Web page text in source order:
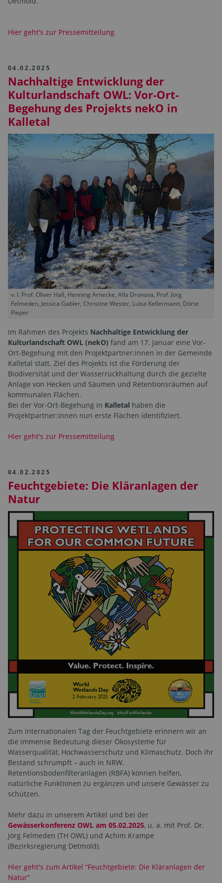
Hier geht's zur Pressemitteilung
04.02.2025
Nachhaltige Entwicklung der
Kulturlandschaft OWL: Vor-Ort-
Begehung des Projekts nekO in
Kalletal
v. l. Prof. Oliver Hall, Henning Arnecke, Alla Dronova, Prof. Jörg
Felmeden, Jessica Gabler, Christine Wester, Luisa Kellermann, Dörte
Pieper
Im Rahmen des Projekts Nachhaltige Entwicklung der
Kulturlandschaft OWL (nekO) fand am 17. Januar eine Vor-
Ort-Begehung mit den Projektpartner:innen in der Gemeinde
Kalletal statt. Ziel des Projekts ist die Förderung der
Biodiversität und der Wasserrückhaltung durch die gezielte
Anlage von Hecken und Säumen und Retentionsräumen auf
kommunalen Flächen.
Bei der Vor-Ort-Begehung in Kalletal haben die
Projektpartner:innen nun erste Flächen identifiziert.
Hier geht's zur Pressemitteilung
04.02.2025
Feuchtgebiete: Die Kläranlagen der
Natur
Zum Internationalen Tag der Feuchtgebiete erinnern wir an
die immense Bedeutung dieser Ökosysteme für
Wasserqualität, Hochwasserschutz und Klimaschutz. Doch ihr
Bestand schrumpft – auch in NRW.
Retentionsbodenfilteranlagen (RBFA) können helfen,
natürliche Funktionen zu ergänzen und unsere Gewässer zu
schützen.
Mehr dazu in unserem Artikel und bei der
Gewässerkonferenz OWL am 05.02.2025, u. a. mit Prof. Dr.
Jörg Felmeden (TH OWL) und Achim Krampe
(Bezirksregierung Detmold).
Hier geht's zum Artikel “Feuchtgebiete: Die Kläranlagen der
Natur”